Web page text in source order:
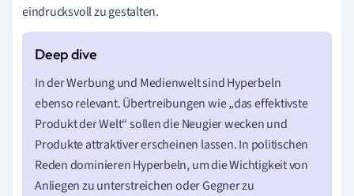
eindrucksvoll zu gestalten.
In der Werbung und Medienwelt sind Hyperbeln
ebenso relevant. Übertreibungen wie „das effektivste
Produkt der Welt“ sollen die Neugier wecken und
Produkte attraktiver erscheinen lassen. In politischen
Reden dominieren Hyperbeln, um die Wichtigkeit von
Anliegen zu unterstreichen oder Gegner zu